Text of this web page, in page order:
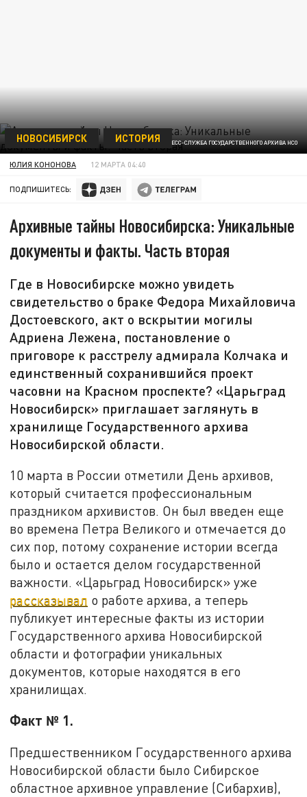
ФОТО: ПРЕСС-СЛУЖБА ГОСУДАРСТВЕННОГО АРХИВА НСО
НОВОСИБИРСК ИСТОРИЯ
ЮЛИЯ КОНОНОВА 12 МАРТА 04:40
ПОДПИШИТЕСЬ:
Архивные тайны Новосибирска: Уникальные
документы и факты. Часть вторая
Где в Новосибирске можно увидеть
свидетельство о браке Федора Михайловича
Достоевского, акт о вскрытии могилы
Адриена Лежена, постановление о
приговоре к расстрелу адмирала Колчака и
единственный сохранившийся проект
часовни на Красном проспекте? «Царьград
Новосибирск» приглашает заглянуть в
хранилище Государственного архива
Новосибирской области.
10 марта в России отметили День архивов,
который считается профессиональным
праздником архивистов. Он был введен еще
во времена Петра Великого и отмечается до
сих пор, потому сохранение истории всегда
было и остается делом государственной
важности. «Царьград Новосибирск» уже
рассказывал о работе архива, а теперь
публикует интересные факты из истории
Государственного архива Новосибирской
области и фотографии уникальных
документов, которые находятся в его
хранилищах.
Факт № 1.
Предшественником Государственного архива
Новосибирской области было Сибирское
областное архивное управление (Сибархив),